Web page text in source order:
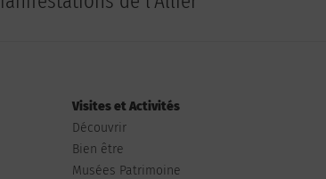
Visites et Activités
Découvrir
Bien être
Musées Patrimoine